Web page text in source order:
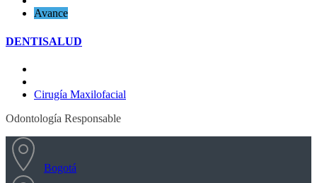
Avance
DENTISALUD
Cirugía Maxilofacial
Odontología Responsable
Bogotá